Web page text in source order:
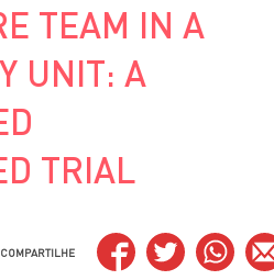
TEAM IN A
UNIT: A
TRIAL
COMPARTILHE